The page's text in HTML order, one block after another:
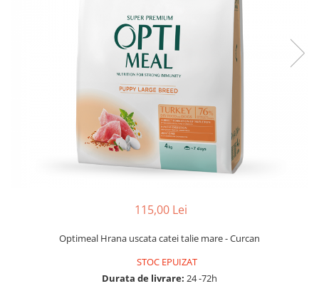
115,00 Lei
Optimeal Hrana uscata catei talie mare - Curcan
STOC EPUIZAT
Durata de livrare: 24 -72h